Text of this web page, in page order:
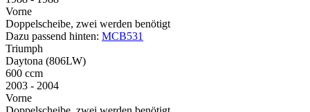
Vorne
Doppelscheibe, zwei werden benötigt
Dazu passend hinten: MCB531
Triumph
Daytona (806LW)
600 ccm
2003 - 2004
Vorne